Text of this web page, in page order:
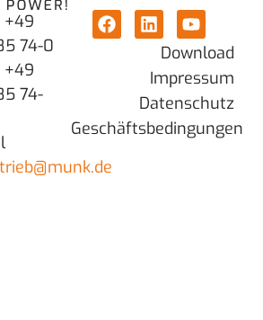
+49
74-0
+49
74-
Download
Impressum
Datenschutz
Geschäftsbedingungen